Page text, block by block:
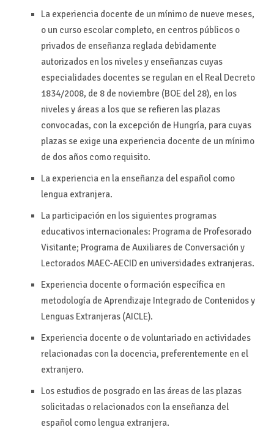
La experiencia docente de un mínimo de nueve meses,
o un curso escolar completo, en centros públicos o
privados de enseñanza reglada debidamente
autorizados en los niveles y enseñanzas cuyas
especialidades docentes se regulan en el Real Decreto
1834/2008, de 8 de noviembre (BOE del 28), en los
niveles y áreas a los que se refieren las plazas
convocadas, con la excepción de Hungría, para cuyas
plazas se exige una experiencia docente de un mínimo
de dos años como requisito.
La experiencia en la enseñanza del español como
lengua extranjera.
La participación en los siguientes programas
educativos internacionales: Programa de Profesorado
Visitante; Programa de Auxiliares de Conversación y
Lectorados MAEC-AECID en universidades extranjeras.
Experiencia docente o formación específica en
metodología de Aprendizaje Integrado de Contenidos y
Lenguas Extranjeras (AICLE).
Experiencia docente o de voluntariado en actividades
relacionadas con la docencia, preferentemente en el
extranjero.
Los estudios de posgrado en las áreas de las plazas
solicitadas o relacionados con la enseñanza del
español como lengua extranjera.